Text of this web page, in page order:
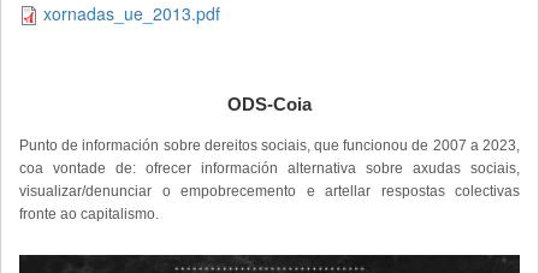
xornadas_ue_2013.pdf
ODS-Coia
Punto de información sobre dereitos sociais, que funcionou de 2007 a 2023,
coa vontade de: ofrecer información alternativa sobre axudas sociais,
visualizar/denunciar o empobrecemento e artellar respostas colectivas
fronte ao capitalismo.